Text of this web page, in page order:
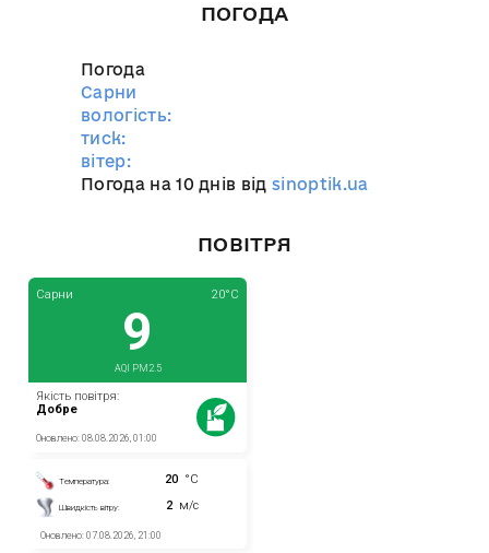
ПОГОДА
Погода
Сарни
вологість:
тиск:
вітер:
Погода на 10 днів відsinoptik.ua
ПОВІТРЯ